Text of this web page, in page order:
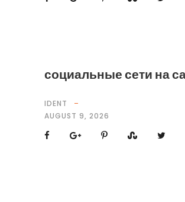
социальные сети на
IDENT
AUGUST 9, 2026